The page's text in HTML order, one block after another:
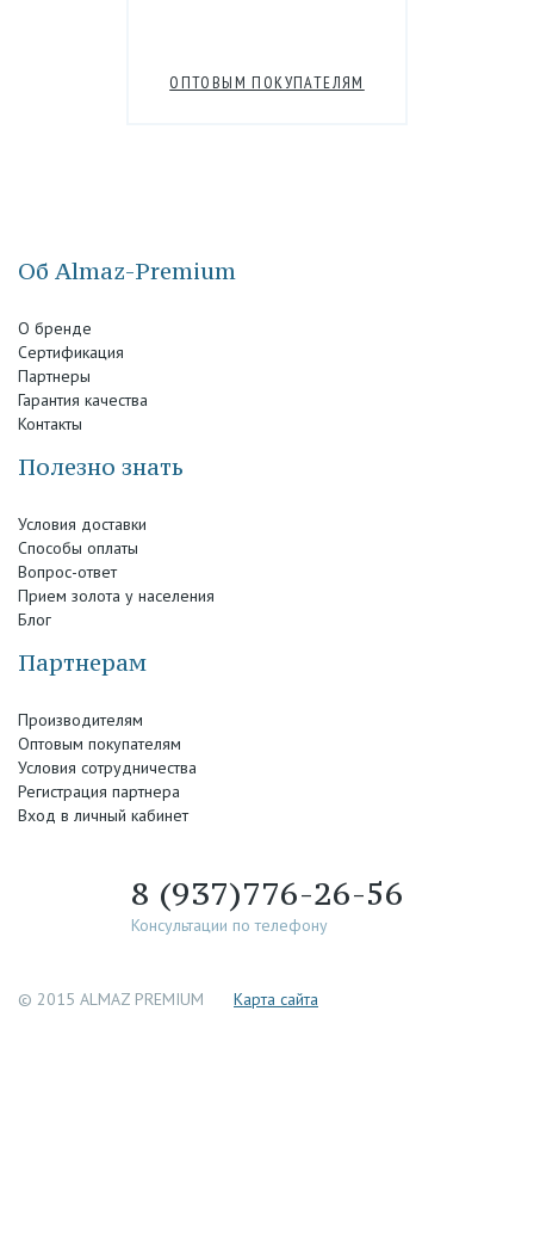
ОПТОВЫМ ПОКУПАТЕЛЯМ
Об Almaz-Premium
О бренде
Сертификация
Партнеры
Гарантия качества
Контакты
Полезно знать
Условия доставки
Способы оплаты
Вопрос-ответ
Прием золота у населения
Блог
Партнерам
Производителям
Оптовым покупателям
Условия сотрудничества
Регистрация партнера
Вход в личный кабинет
8 (937)776-26-56
Консультации по телефону
© 2015 ALMAZ PREMIUM Каpта сайта